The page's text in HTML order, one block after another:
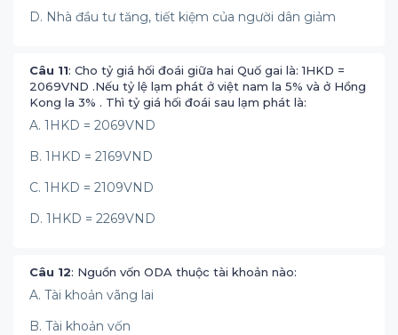
D. Nhà đầu tư tăng, tiết kiệm của người dân giảm
Câu 11: Cho tỷ giá hối đoái giữa hai Quố gai là: 1HKD =
2069VND .Nếu tỷ lệ lạm phát ở việt nam la 5% và ở Hồng
Kong la 3% . Thì tỷ giá hối đoái sau lạm phát là:
A. 1HKD = 2069VND
B. 1HKD = 2169VND
C. 1HKD = 2109VND
D. 1HKD = 2269VND
Câu 12: Nguồn vốn ODA thuộc tài khoản nào:
A. Tài khoản vãng lai
B. Tài khoản vốn